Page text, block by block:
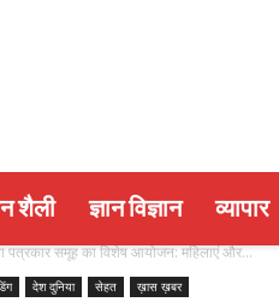
शैली ज्ञान विज्ञान व्यापार
पत्रकार समूह का विशेष आयोजन: महिलाएं और...
देश दुनिया सेहत ख़ास ख़बर